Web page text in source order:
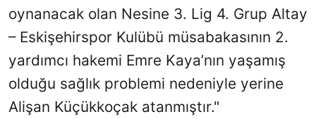
oynanacak olan Nesine 3. Lig 4. Grup Altay
– Eskişehirspor Kulübü müsabakasının 2.
yardımcı hakemi Emre Kaya’nın yaşamış
olduğu sağlık problemi nedeniyle yerine
Alişan Küçükkoçak atanmıştır."